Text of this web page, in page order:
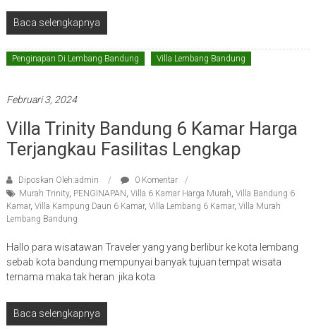
Baca selengkapnya
Penginapan Di Lembang Bandung Villa Lembang Bandung
Februari 3, 2024
Villa Trinity Bandung 6 Kamar Harga
Terjangkau Fasilitas Lengkap
Diposkan Oleh:admin
0 Komentar
Murah Trinity, PENGINAPAN , Villa 6 Kamar Harga Murah, Villa Bandung 6
Kamar, Villa Kampung Daun 6 Kamar, Villa Lembang 6 Kamar, Villa Murah
Lembang Bandung
Hallo para wisatawan Traveler yang yang berlibur ke kota lembang
sebab kota bandung mempunyai banyak tujuan tempat wisata
ternama maka tak heran jika kota
Baca selengkapnya